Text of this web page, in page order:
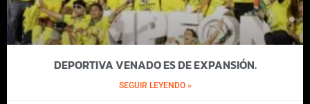
DEPORTIVA VENADO ES DE EXPANSIÓN.
SEGUIR LEYENDO »